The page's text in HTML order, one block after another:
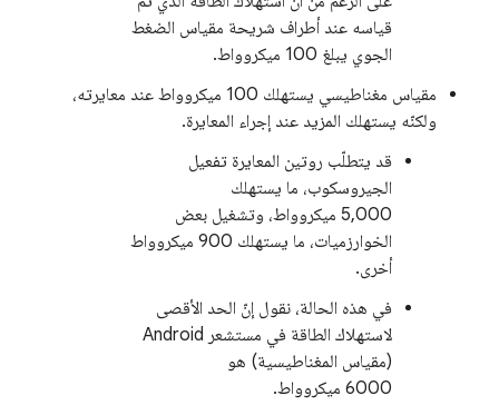
قياسه عند أطراف شريحة مقياس الضغط
الجوي يبلغ 100 ميكروواط.
مقياس مغناطيسي يستهلك 100 ميكروواط عند معايرته،
ولكنّه يستهلك المزيد عند إجراء المعايرة.
قد يتطلّب روتين المعايرة تفعيل
الجيروسكوب، ما يستهلك
5,000 ميكروواط، وتشغيل بعض
الخوارزميات، ما يستهلك 900 ميكروواط
أخرى.
في هذه الحالة، نقول إنّ الحد الأقصى
لاستهلاك الطاقة في مستشعر Android
(مقياس المغناطيسية) هو
6000 ميكروواط.